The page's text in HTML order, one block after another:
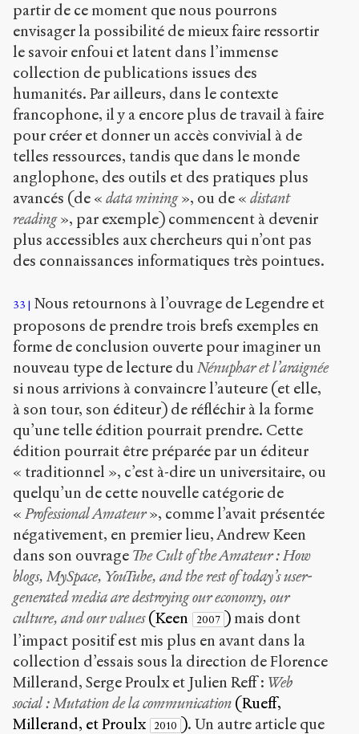
partir de ce moment que nous pourrons
envisager la possibilité de mieux faire ressortir
le savoir enfoui et latent dans l’immense
collection de publications issues des
humanités. Par ailleurs, dans le contexte
francophone, il y a encore plus de travail à faire
pour créer et donner un accès convivial à de
telles ressources, tandis que dans le monde
anglophone, des outils et des pratiques plus
avancés (de « data mining», ou de « distant
reading», par exemple) commencent à devenir
plus accessibles aux chercheurs qui n’ont pas
des connaissances informatiques très pointues.
33
Nous retournons à l’ouvrage de Legendre et
proposons de prendre trois brefs exemples en
forme de conclusion ouverte pour imaginer un
nouveau type de lecture du Nénuphar et l’araignée
si nous arrivions à convaincre l’auteure (et elle,
à son tour, son éditeur) de réfléchir à la forme
qu’une telle édition pourrait prendre. Cette
édition pourrait être préparée par un éditeur
« traditionnel », c’est à-dire un universitaire, ou
quelqu’un de cette nouvelle catégorie de
« Professional Amateur», comme l’avait présentée
négativement, en premier lieu, Andrew Keen
dans son ouvrage The Cult of the Amateur : How
blogs, MySpace, YouTube, and the rest of today’s user-
generated media are destroying our economy, our
culture, and our values (Keen 2007 ) mais dont
l’impact positif est mis plus en avant dans la
collection d’essais sous la direction de Florence
Millerand, Serge Proulx et Julien Reff : Web
social : Mutation de la communication (Rueff,
Millerand, et Proulx 2010 ). Un autre article que